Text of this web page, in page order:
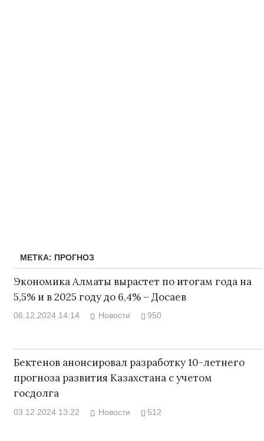
МЕТКА: ПРОГНОЗ
Экономика Алматы вырастет по итогам года на
5,5% и в 2025 году до 6,4% – Досаев
06.12.2024 14:14 Новости 950
Бектенов анонсировал разработку 10-летнего
прогноза развития Казахстана с учетом
госдолга
03.12.2024 13:22 Новости 512